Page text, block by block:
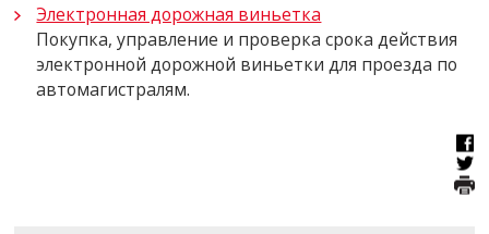
Электронная дорожная виньетка
Покупка, управление и проверка срока действия
электронной дорожной виньетки для проезда по
автомагистралям.